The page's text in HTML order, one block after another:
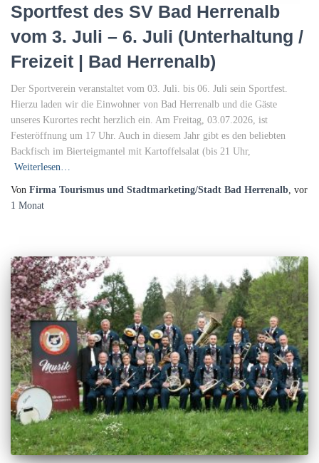
Sportfest des SV Bad Herrenalb
vom 3. Juli – 6. Juli (Unterhaltung /
Freizeit | Bad Herrenalb)
Der Sportverein veranstaltet vom 03. Juli. bis 06. Juli sein Sportfest.
Hierzu laden wir die Einwohner von Bad Herrenalb und die Gäste
unseres Kurortes recht herzlich ein. Am Freitag, 03.07.2026, ist
Festeröffnung um 17 Uhr. Auch in diesem Jahr gibt es den beliebten
Backfisch im Bierteigmantel mit Kartoffelsalat (bis 21 Uhr,
Weiterlesen…
Von Firma Tourismus und Stadtmarketing/Stadt Bad Herrenalb , vor
1 Monat